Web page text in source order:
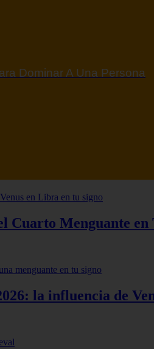
Cuarto Menguante
la influencia de